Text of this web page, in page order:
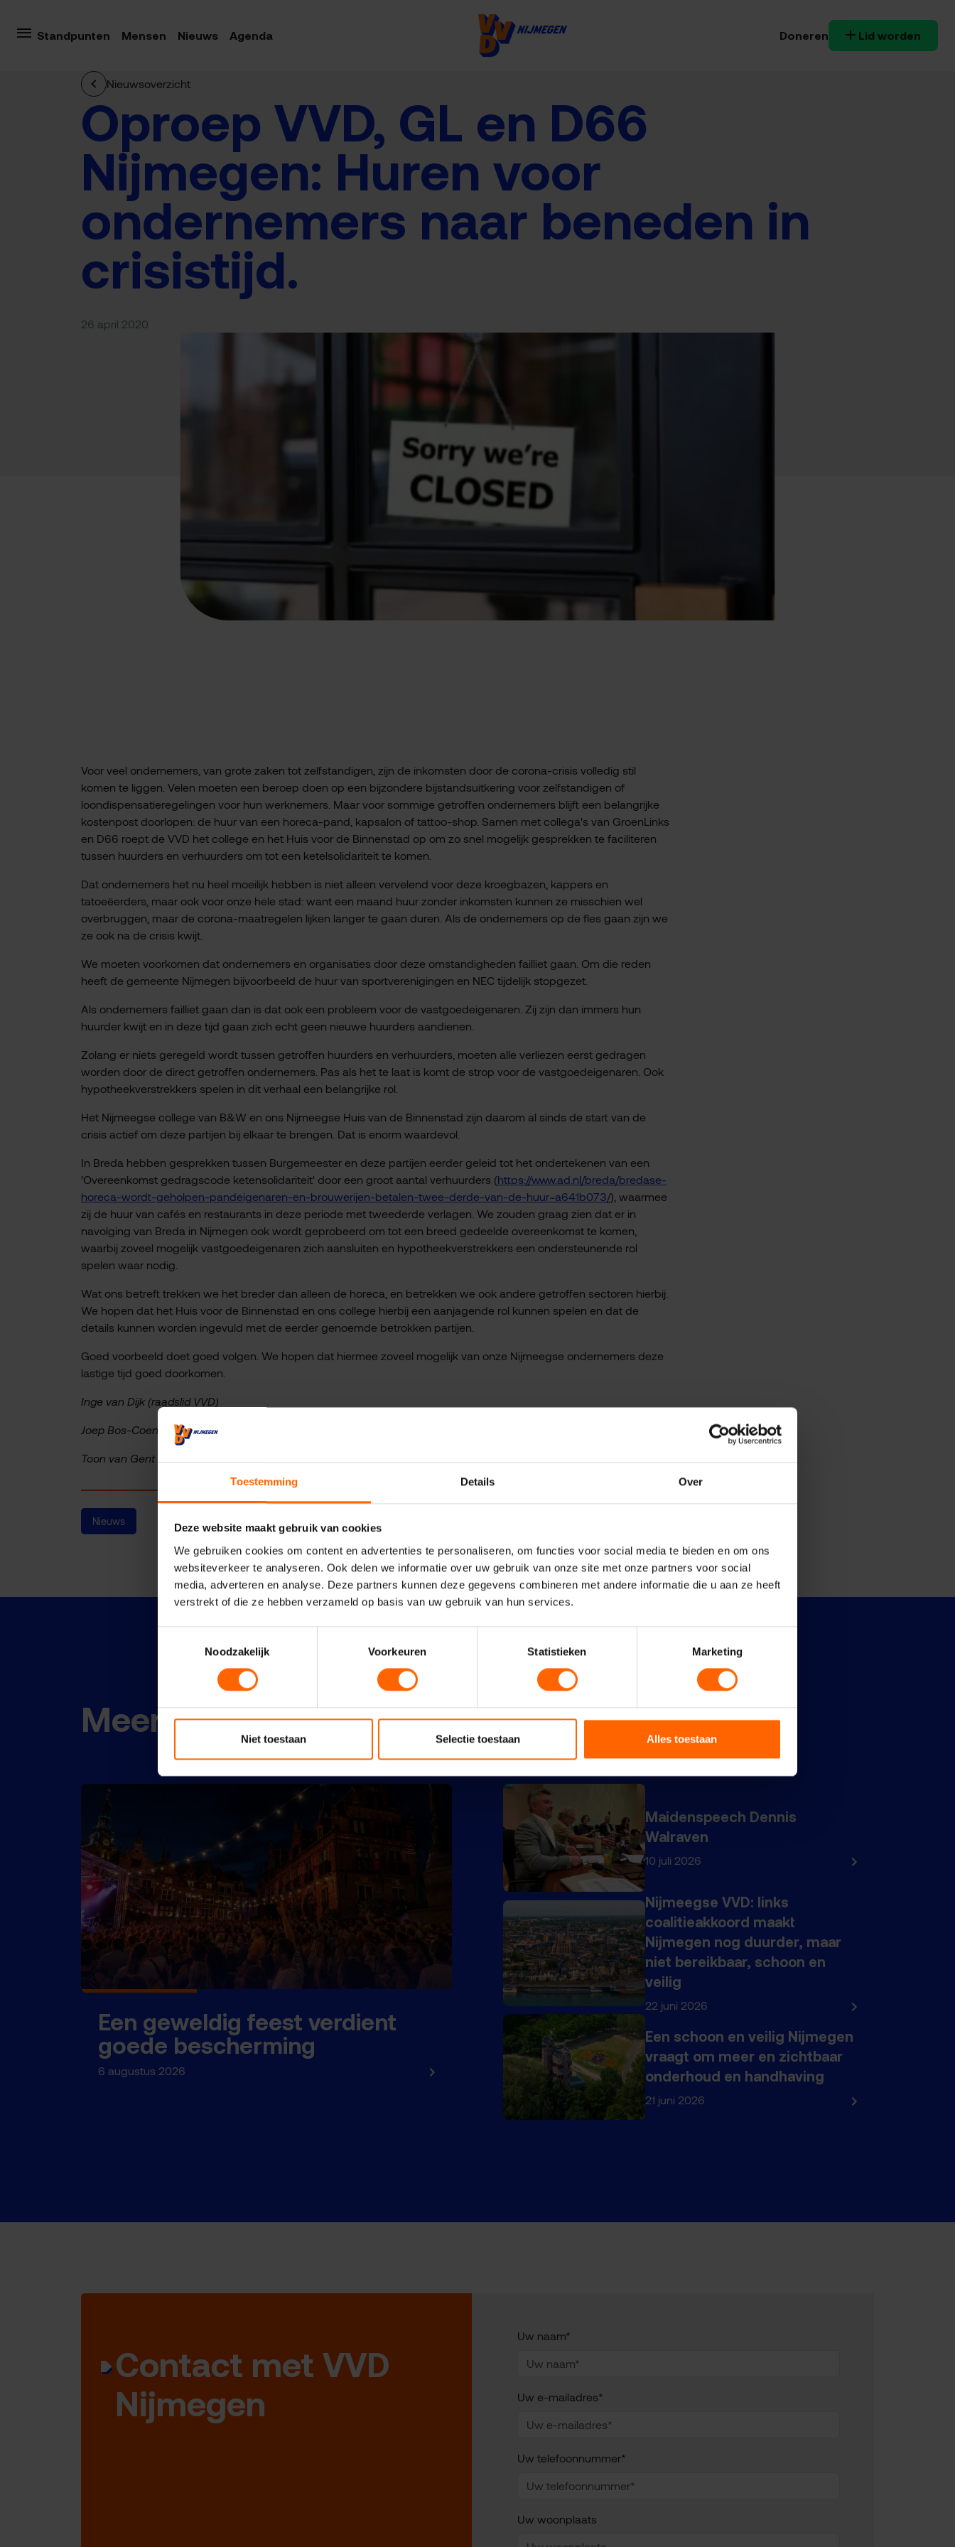
Toestemming Details Over
Deze website maakt gebruik van cookies
We gebruiken cookies om content en advertenties te personaliseren, om functies voor social media te bieden en om ons
websiteverkeer te analyseren. Ook delen we informatie over uw gebruik van onze site met onze partners voor social
media, adverteren en analyse. Deze partners kunnen deze gegevens combineren met andere informatie die u aan ze heeft
verstrekt of die ze hebben verzameld op basis van uw gebruik van hun services.
Noodzakelijk
Voorkeuren Statistieken Marketing
Niet toestaan Selectie toestaan Alles toestaan
Standpunten Mensen Nieuws Agenda Doneren Lid worden
Nieuwsoverzicht
Oproep VVD, GL en D66
Nijmegen: Huren voor
ondernemers naar beneden in
crisistijd.
26 april 2020
Voor veel ondernemers, van grote zaken tot zelfstandigen, zijn de inkomsten door de corona-crisis volledig stil
komen te liggen. Velen moeten een beroep doen op een bijzondere bijstandsuitkering voor zelfstandigen of
loondispensatieregelingen voor hun werknemers. Maar voor sommige getroffen ondernemers blijft een belangrijke
kostenpost doorlopen: de huur van een horeca-pand, kapsalon of tattoo-shop. Samen met collega's van GroenLinks
en D66 roept de VVD het college en het Huis voor de Binnenstad op om zo snel mogelijk gesprekken te faciliteren
tussen huurders en verhuurders om tot een ketelsolidariteit te komen.
Dat ondernemers het nu heel moeilijk hebben is niet alleen vervelend voor deze kroegbazen, kappers en
tatoeëerders, maar ook voor onze hele stad: want een maand huur zonder inkomsten kunnen ze misschien wel
overbruggen, maar de corona-maatregelen lijken langer te gaan duren. Als de ondernemers op de fles gaan zijn we
ze ook na de crisis kwijt.
We moeten voorkomen dat ondernemers en organisaties door deze omstandigheden failliet gaan. Om die reden
heeft de gemeente Nijmegen bijvoorbeeld de huur van sportverenigingen en NEC tijdelijk stopgezet.
Als ondernemers failliet gaan dan is dat ook een probleem voor de vastgoedeigenaren. Zij zijn dan immers hun
huurder kwijt en in deze tijd gaan zich echt geen nieuwe huurders aandienen.
Zolang er niets geregeld wordt tussen getroffen huurders en verhuurders, moeten alle verliezen eerst gedragen
worden door de direct getroffen ondernemers. Pas als het te laat is komt de strop voor de vastgoedeigenaren. Ook
hypotheekverstrekkers spelen in dit verhaal een belangrijke rol.
Het Nijmeegse college van B&W en ons Nijmeegse Huis van de Binnenstad zijn daarom al sinds de start van de
crisis actief om deze partijen bij elkaar te brengen. Dat is enorm waardevol.
In Breda hebben gesprekken tussen Burgemeester en deze partijen eerder geleid tot het ondertekenen van een
'Overeenkomst gedragscode ketensolidariteit' door een groot aantal verhuurders (https://www.ad.nl/breda/bredase-
horeca-wordt-geholpen-pandeigenaren-en-brouwerijen-betalen-twee-derde-van-de-huur~a641b073/), waarmee
zij de huur van cafés en restaurants in deze periode met tweederde verlagen. We zouden graag zien dat er in
navolging van Breda in Nijmegen ook wordt geprobeerd om tot een breed gedeelde overeenkomst te komen,
waarbij zoveel mogelijk vastgoedeigenaren zich aansluiten en hypotheekverstrekkers een ondersteunende rol
spelen waar nodig.
Wat ons betreft trekken we het breder dan alleen de horeca, en betrekken we ook andere getroffen sectoren hierbij.
We hopen dat het Huis voor de Binnenstad en ons college hierbij een aanjagende rol kunnen spelen en dat de
details kunnen worden ingevuld met de eerder genoemde betrokken partijen.
Goed voorbeeld doet goed volgen. We hopen dat hiermee zoveel mogelijk van onze Nijmeegse ondernemers deze
lastige tijd goed doorkomen.
Inge van Dijk (raadslid VVD)
Joep Bos-Coenraad (raadslid GroenLinks)
Toon van Gent (raadslid D66)
Nieuws
Meer nieuws
Een geweldig feest verdient
goede bescherming
6 augustus 2026
Maidenspeech Dennis
Walraven
10 juli 2026
Nijmeegse VVD: links
coalitieakkoord maakt
Nijmegen nog duurder, maar
niet bereikbaar, schoon en
veilig
22 juni 2026
Een schoon en veilig Nijmegen
vraagt om meer en zichtbaar
onderhoud en handhaving
21 juni 2026
Contact met VVD
Nijmegen
Uw naam*
Uw e-mailadres*
Uw telefoonnummer*
Uw woonplaats